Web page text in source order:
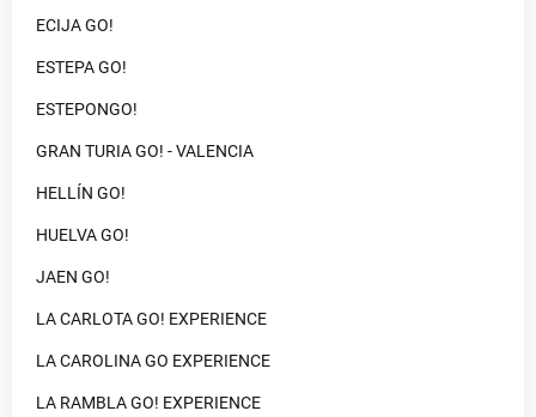
ECIJA GO!
ESTEPA GO!
ESTEPONGO!
GRAN TURIA GO! - VALENCIA
HELLÍN GO!
HUELVA GO!
JAEN GO!
LA CARLOTA GO! EXPERIENCE
LA CAROLINA GO EXPERIENCE
LA RAMBLA GO! EXPERIENCE